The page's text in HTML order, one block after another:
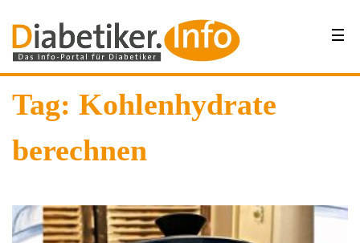
Tag: Kohlenhydrate
berechnen